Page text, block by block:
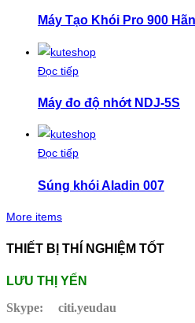
Máy Tạo Khói Pro 900
Đọc tiếp
Máy đo độ nhớt NDJ-5S
Đọc tiếp
Súng khói Aladin 007
More items
THIẾT BỊ THÍ NGHIỆM TỐT
LƯU THỊ YẾN
Skype:
citi.yeudau